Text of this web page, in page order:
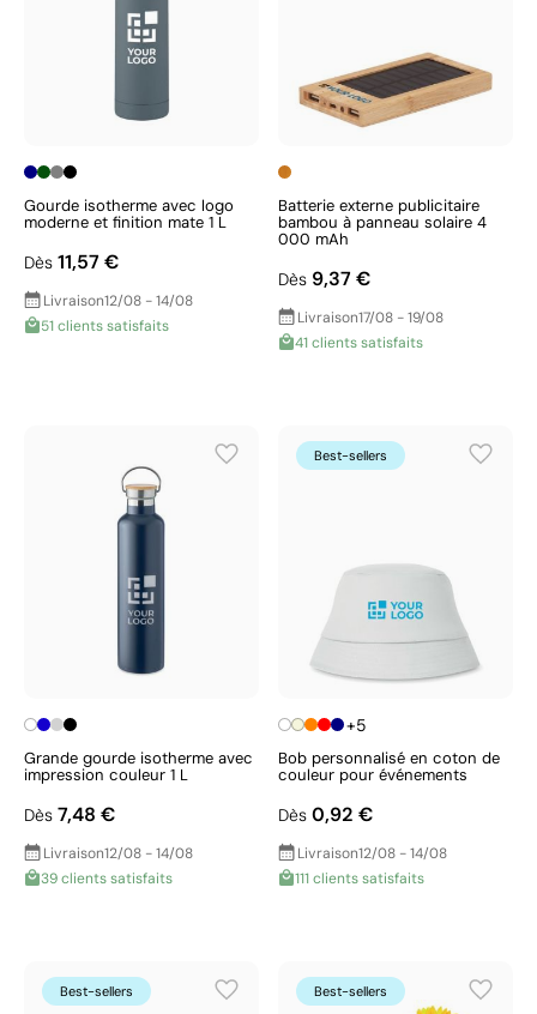
Gourde isotherme avec logo
moderne et finition mate 1 L
Dès 11,57 €
Livraison12/08 - 14/08
51 clients satisfaits
Batterie externe publicitaire
bambou à panneau solaire 4
000 mAh
Dès 9,37 €
Livraison17/08 - 19/08
41 clients satisfaits
Grande gourde isotherme avec
impression couleur 1 L
Dès 7,48 €
Livraison12/08 - 14/08
39 clients satisfaits
Best-sellers
+5
Bob personnalisé en coton de
couleur pour événements
Dès 0,92 €
Livraison12/08 - 14/08
111 clients satisfaits
Best-sellers Best-sellers